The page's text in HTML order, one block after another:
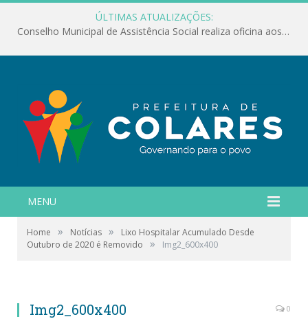
ÚLTIMAS ATUALIZAÇÕES:
Conselho Municipal de Assistência Social realiza oficina aos servidores
MENU
Home » Notícias »
Lixo Hospitalar Acumulado Desde
Outubro de 2020 é Removido
» Img2_600x400
Img2_600x400 0